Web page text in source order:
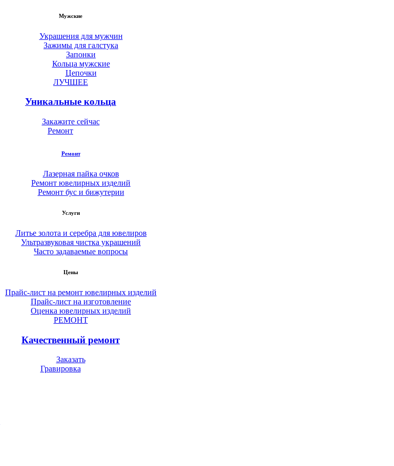
Мужские
Украшения для мужчин
Зажимы для галстука
Запонки
Кольца мужские
Цепочки
ЛУЧШЕЕ
Уникальные кольца
Закажите сейчас
Ремонт
Ремонт
Лазерная пайка очков
Ремонт ювелирных изделий
Ремонт бус и бижутерии
Услуги
Литье золота и серебра для ювелиров
Ультразвуковая чистка украшений
Часто задаваемые вопросы
Цены
Прайс-лист на ремонт ювелирных изделий
Прайс-лист на изготовление
Оценка ювелирных изделий
РЕМОНТ
Качественный ремонт
Заказать
Гравировка